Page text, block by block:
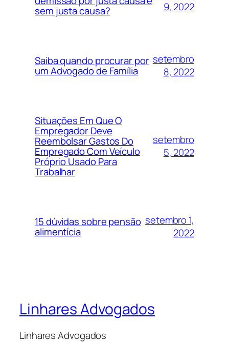
sem justa causa?
9, 2022
Saiba quando procurar por
um Advogado de Família
setembro
8, 2022
Situações Em Que O
Empregador Deve
Reembolsar Gastos Do
Empregado Com Veículo
Próprio Usado Para
Trabalhar
setembro
5, 2022
15 dúvidas sobre pensão
alimentícia
setembro 1,
2022
Linhares Advogados
Linhares Advogados